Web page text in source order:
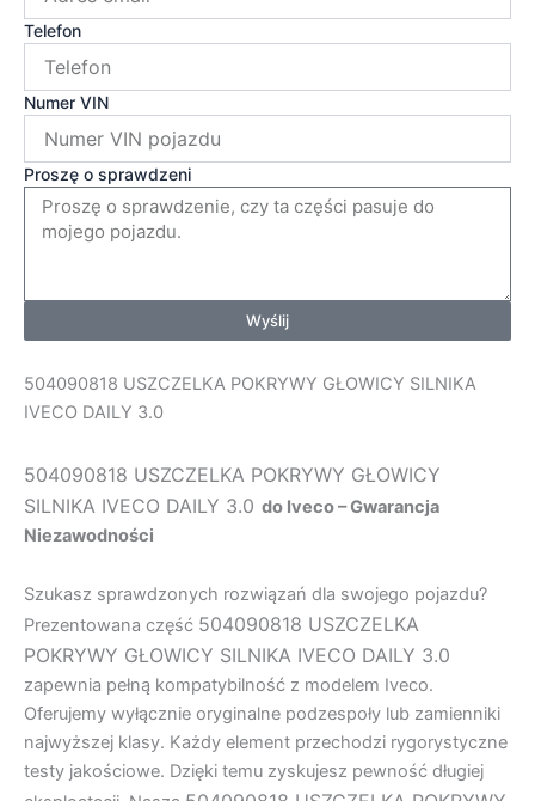
Telefon
Numer VIN
Proszę o sprawdzeni
Wyślij
504090818 USZCZELKA POKRYWY GŁOWICY SILNIKA
IVECO DAILY 3.0
504090818 USZCZELKA POKRYWY GŁOWICY
SILNIKA IVECO DAILY 3.0 do Iveco – Gwarancja
Niezawodności
Szukasz sprawdzonych rozwiązań dla swojego pojazdu?
Prezentowana część 504090818 USZCZELKA
POKRYWY GŁOWICY SILNIKA IVECO DAILY 3.0
zapewnia pełną kompatybilność z modelem Iveco.
Oferujemy wyłącznie oryginalne podzespoły lub zamienniki
najwyższej klasy. Każdy element przechodzi rygorystyczne
testy jakościowe. Dzięki temu zyskujesz pewność długiej